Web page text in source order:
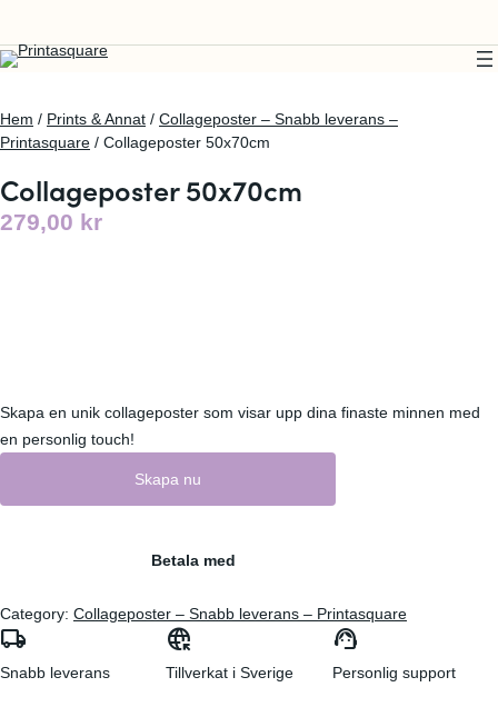
Hem / Prints & Annat / Collageposter – Snabb leverans –
Printasquare / Collageposter 50x70cm
Collageposter 50x70cm
279,00 kr
Skapa en unik collageposter som visar upp dina finaste minnen med
en personlig touch!
Skapa nu
Betala med
Category: Collageposter – Snabb leverans – Printasquare
local_shipping
Snabb leverans
captive_portal
Tillverkat i Sverige
support_agent
Personlig support